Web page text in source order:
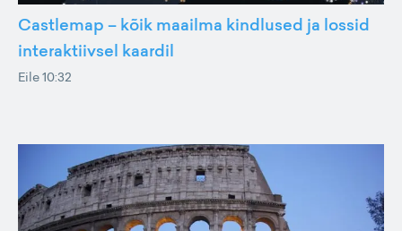
Castlemap – kõik maailma kindlused ja lossid
interaktiivsel kaardil
Eile 10:32